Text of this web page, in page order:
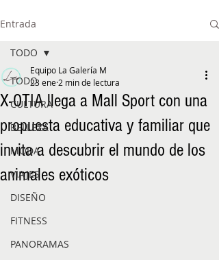
Entrada
TODO
CULTURA
BELLEZA
MODA
VIAJES
DISEÑO
FITNESS
PANORAMAS
TODO
X-OTIA llega a Mall Sport con una
propuesta educativa y familiar que
invita a descubrir el mundo de los
animales exóticos
Equipo La Galería M
23 ene 2 min de lectura